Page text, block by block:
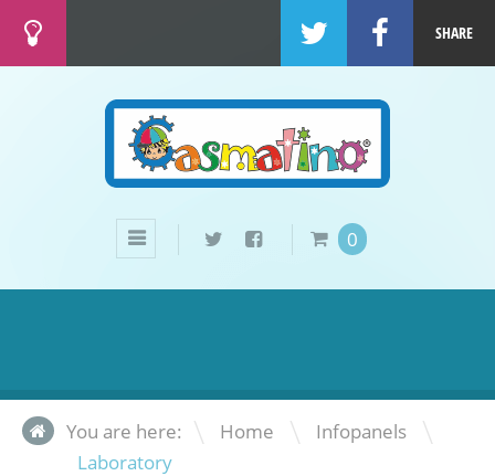
SHARE
0
You are here: Home \ Infopanels \
Laboratory